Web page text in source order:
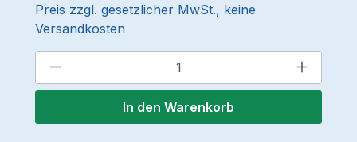
Preis zzgl. gesetzlicher MwSt., keine
Versandkosten
Produkt Anzahl: Gib den
In den Warenkorb